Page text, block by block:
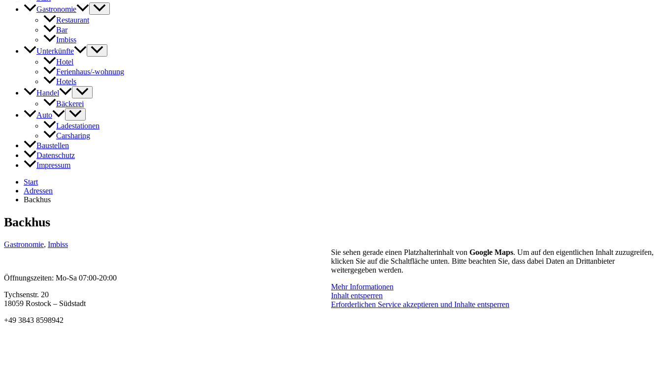
Gastronomie
Restaurant
Bar
Imbiss
Unterkünfte
Hotel
Ferienhaus/-wohnung
Hotels
Handel
Bäckerei
Auto
Ladestationen
Carsharing
Baustellen
Datenschutz
Impressum
Start
Adressen
Backhus
Backhus
Gastronomie, Imbiss
Öffnungszeiten: Mo-Sa 07:00-20:00
Tychsenstr. 20
18059 Rostock – Südstadt
+49 3843 8598942
Sie sehen gerade einen Platzhalterinhalt von Google Maps. Um auf den eigentlichen Inhalt zuzugreifen,
klicken Sie auf die Schaltfläche unten. Bitte beachten Sie, dass dabei Daten an Drittanbieter
weitergegeben werden.
Mehr Informationen
Inhalt entsperren
Erforderlichen Service akzeptieren und Inhalte entsperren